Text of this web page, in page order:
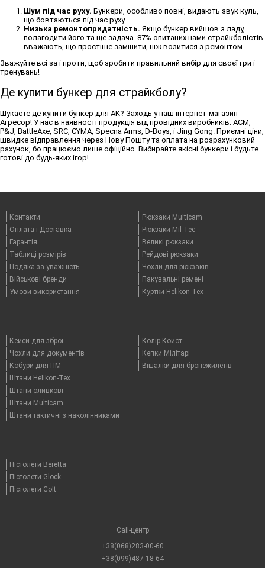
Шум під час руху. Бункери, особливо повні, видають звук куль,
що бовтаються під час руху.
Низька ремонтопридатність. Якщо бункер вийшов з ладу,
полагодити його та ще задача. 87% опитаних нами страйкболістів
вважають, що простіше замінити, ніж возитися з ремонтом.
Зважуйте всі за і проти, щоб зробити правильний вибір для своєї гри і
тренувань!
Де купити бункер для страйкболу?
Шукаєте де купити бункер для АК? Заходь у наш інтернет-магазин
Агресор! У нас в наявності продукція від провідних виробників: ACM,
P&J, BattleAxe, SRC, CYMA, Specna Arms, D-Boys, і Jing Gong. Приємні ціни,
швидке відправлення через Нову Пошту та оплата на розрахунковий
рахунок, бо працюємо лише офіційно. Вибирайте якісні бункери і будьте
готові до будь-яких ігор!
Контакти
Оплата i Доставка
Гарантія
Таблицi розмірів
Подяка за уважність
Військові бренди
Умови використання
Рюкзаки Multicam
Рюкзаки Mil-Tec
Великі рюкзаки
Рейдові рюкзаки
Чохли для рюкзаків
Пакувальні ремені
Куртки Helikon-Tex
Кейси для зброї
Чохли для документів
Кобури для ПМ
Штани Helikon-Tex
Штани оливкові
Штани Multicam
Штани тактичні з наколінниками
Колір Койот
Кепки Мілітарі
Вішалки для бронежилетів
Пістолети Beretta
Пістолети Glock
Пістолети Colt
Call-центр
+38(068)283-00-60
+38(099)487-18-64